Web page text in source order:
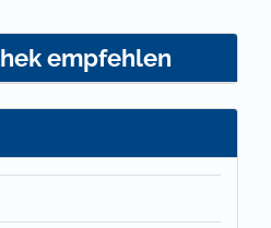
empfehlen